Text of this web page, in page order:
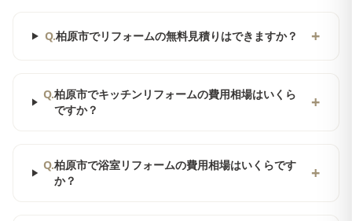
Q.柏原市でリフォームの無料見積りはできますか？ +
Q.柏原市でキッチンリフォームの費用相場はいくら
ですか？
+
Q.柏原市で浴室リフォームの費用相場はいくらです
か？
+